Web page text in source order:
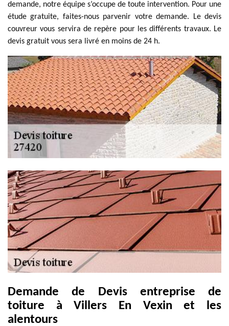
demande, notre équipe s’occupe de toute intervention. Pour une
étude gratuite, faites-nous parvenir votre demande. Le devis
couvreur vous servira de repère pour les différents travaux. Le
devis gratuit vous sera livré en moins de 24 h.
Demande de Devis entreprise de
toiture à Villers En Vexin et les
alentours